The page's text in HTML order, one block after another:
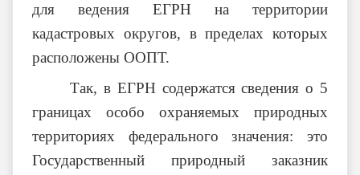
для ведения ЕГРН на территории
кадастровых округов, в пределах которых
расположены ООПТ.
Так, в ЕГРН содержатся сведения о 5
границах особо охраняемых природных
территориях федерального значения: это
Государственный природный заказник